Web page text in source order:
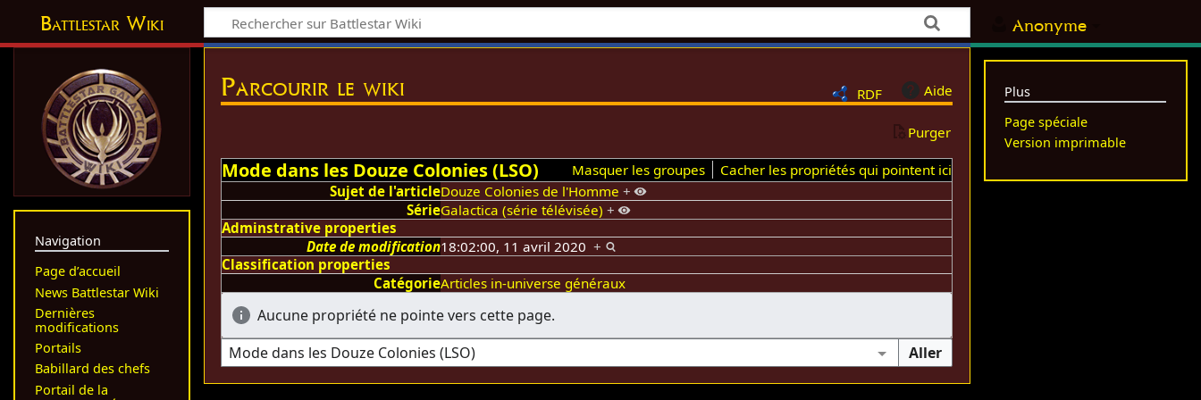
Anonyme
Battlestar Wiki
RDF Aide
Parcourir le wiki
Purger
Mode dans les Douze Colonies (LSO) Masquer les groupes
Cacher les propriétés qui pointent ici
Sujet de l'articleDouze Colonies de l'Homme +
SérieGalactica (série télévisée) +
Adminstrative properties
Date de modification18:02:00, 11 avril 2020 +
Classification properties
CatégorieArticles in-universe généraux
Aucune propriété ne pointe vers cette page.
Navigation
Page d’accueil
News Battlestar Wiki
Dernières
modifications
Portails
Babillard des chefs
Portail de la
Plus
Page spéciale
Version imprimable